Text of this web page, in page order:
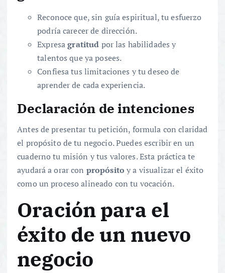
Reconoce que, sin guía espiritual, tu esfuerzo
podría carecer de dirección.
Expresagratitud por las habilidades y
talentos que ya posees.
Confiesa tus limitaciones y tu deseo de
aprender de cada experiencia.
Declaración de intenciones
Antes de presentar tu petición, formula con claridad
el propósito de tu negocio. Puedes escribir en un
cuaderno tu misión y tus valores. Esta práctica te
ayudará a orar con propósito y a visualizar el éxito
como un proceso alineado con tu vocación.
Oración para el
éxito de un nuevo
negocio